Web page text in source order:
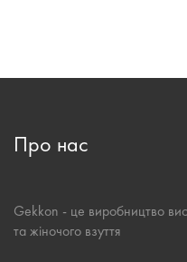
Про нас
Gekkon - це виробництво
та жіночого взуття